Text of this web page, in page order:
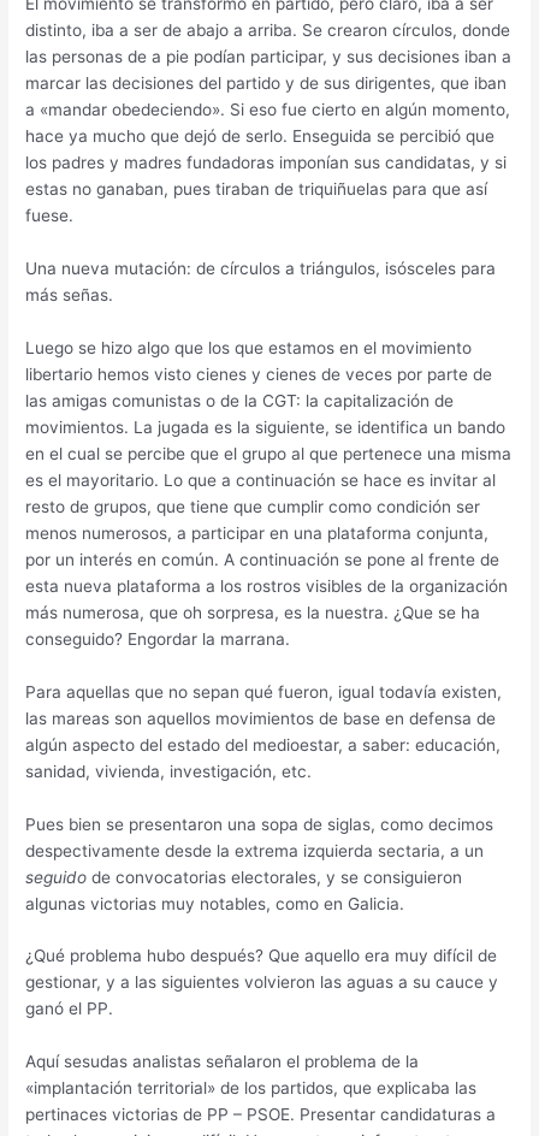
distinto, iba a ser de abajo a arriba. Se crearon círculos, donde
las personas de a pie podían participar, y sus decisiones iban a
marcar las decisiones del partido y de sus dirigentes, que iban
a «mandar obedeciendo». Si eso fue cierto en algún momento,
hace ya mucho que dejó de serlo. Enseguida se percibió que
los padres y madres fundadoras imponían sus candidatas, y si
estas no ganaban, pues tiraban de triquiñuelas para que así
fuese.
Una nueva mutación: de círculos a triángulos, isósceles para
más señas.
Luego se hizo algo que los que estamos en el movimiento
libertario hemos visto cienes y cienes de veces por parte de
las amigas comunistas o de la CGT: la capitalización de
movimientos. La jugada es la siguiente, se identifica un bando
en el cual se percibe que el grupo al que pertenece una misma
es el mayoritario. Lo que a continuación se hace es invitar al
resto de grupos, que tiene que cumplir como condición ser
menos numerosos, a participar en una plataforma conjunta,
por un interés en común. A continuación se pone al frente de
esta nueva plataforma a los rostros visibles de la organización
más numerosa, que oh sorpresa, es la nuestra. ¿Que se ha
conseguido? Engordar la marrana.
Para aquellas que no sepan qué fueron, igual todavía existen,
las mareas son aquellos movimientos de base en defensa de
algún aspecto del estado del medioestar, a saber: educación,
sanidad, vivienda, investigación, etc.
Pues bien se presentaron una sopa de siglas, como decimos
despectivamente desde la extrema izquierda sectaria, a un
seguido de convocatorias electorales, y se consiguieron
algunas victorias muy notables, como en Galicia.
¿Qué problema hubo después? Que aquello era muy difícil de
gestionar, y a las siguientes volvieron las aguas a su cauce y
ganó el PP.
Aquí sesudas analistas señalaron el problema de la
«implantación territorial» de los partidos, que explicaba las
pertinaces victorias de PP – PSOE. Presentar candidaturas a